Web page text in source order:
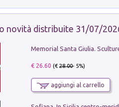
novità distribuite 31/07/
€ 26.60 (€28.00- 5%)
aggiungi al carrello